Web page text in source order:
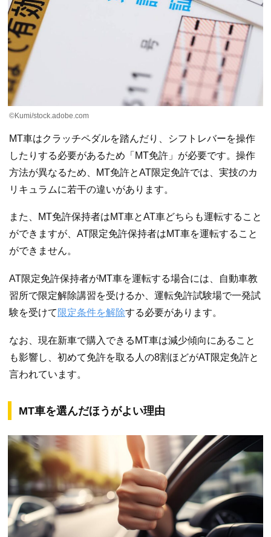
©︎Kumi/stock.adobe.com
MT車はクラッチペダルを踏んだり、シフトレバーを操作
したりする必要があるため「MT免許」が必要です。操作
方法が異なるため、MT免許とAT限定免許では、実技のカ
リキュラムに若干の違いがあります。
また、MT免許保持者はMT車とAT車どちらも運転すること
ができますが、AT限定免許保持者はMT車を運転すること
ができません。
AT限定免許保持者がMT車を運転する場合には、自動車教
習所で限定解除講習を受けるか、運転免許試験場で一発試
験を受けて 限定条件を解除する必要があります。
なお、現在新車で購入できるMT車は減少傾向にあること
も影響し、初めて免許を取る人の8割ほどがAT限定免許と
言われています。
MT車を選んだほうがよい理由